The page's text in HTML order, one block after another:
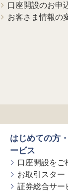
口座開設のお申
お客さま情報の
はじめての方
ービス
口座開設をご
お取引スター
証券総合サー